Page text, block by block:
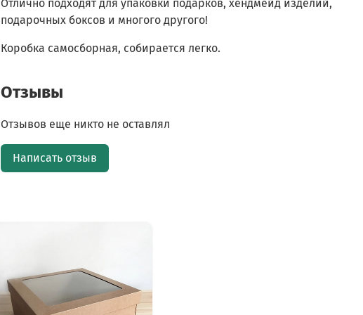
Отлично подходят для упаковки подарков, хендмейд изделий,
подарочных боксов и многого другого!
Коробка самосборная, собирается легко.
Отзывы
Отзывов еще никто не оставлял
Написать отзыв